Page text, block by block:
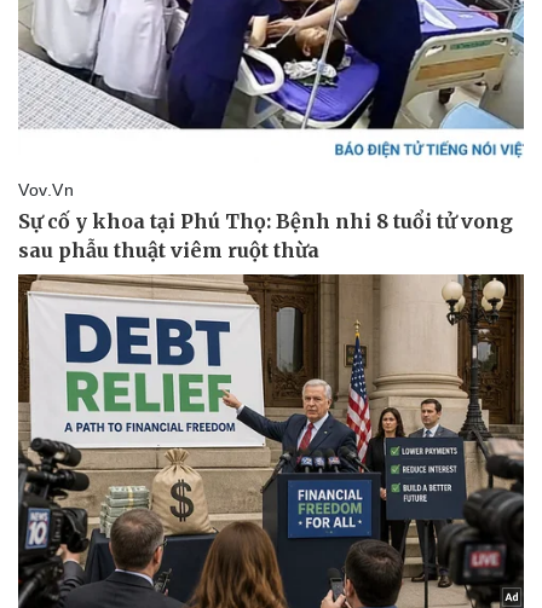
Kinh tế
Bất động sản
Khởi nghiệp
Thị trường
Giá vàng
Tiêu dùng